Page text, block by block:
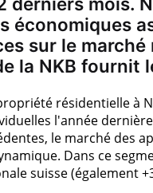
économiques
sur le
la NKB fournit
résidentielle à
l'année
le marché des
Dans ce
suisse (également